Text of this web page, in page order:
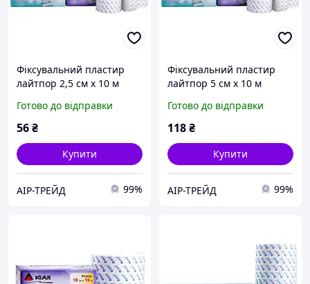
Фіксувальний пластир
лайтпор 2,5 см х 10 м
Готово до відправки
56₴
Купити
АІР-ТРЕЙД 99%
Фіксувальний пластир
лайтпор 5 см х 10 м
Готово до відправки
118₴
Купити
АІР-ТРЕЙД 99%